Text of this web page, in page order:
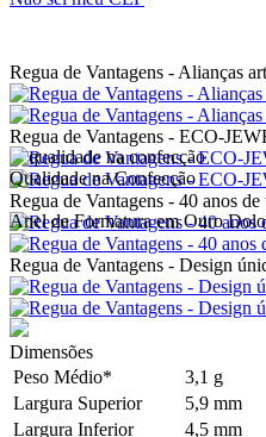
Regua de Vantagens - Alianças
Regua de Vantagens - ECO-
Regua de Vantagens - 40 anos
Regua de Vantagens - Design
Qualidade na Confecção
Anel de Formatura em Ouro
Dimensões
Peso Médio*
3,1 g
Largura Superior
5,9 mm
Largura Inferior
4,5 mm